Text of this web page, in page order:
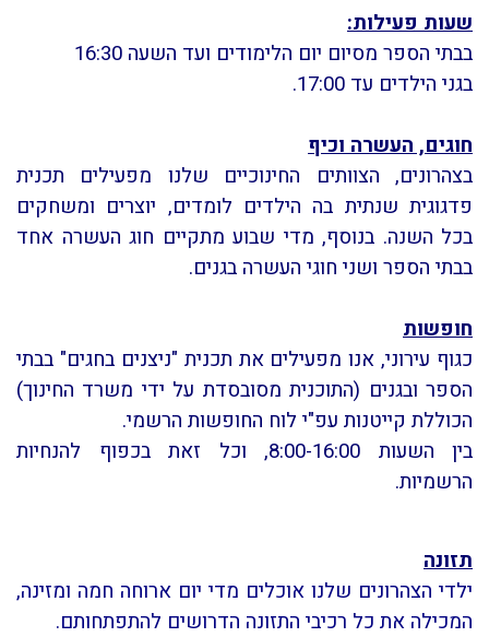
שעות פעילות:
בבתי הספר מסיום יום הלימודים ועד השעה 16:30
בגני הילדים עד 17:00.
חוגים, העשרה וכיף
בצהרונים, הצוותים החינוכיים שלנו מפעילים תכנית
פדגוגית שנתית בה הילדים לומדים, יוצרים ומשחקים
בכל השנה. בנוסף, מדי שבוע מתקיים חוג העשרה אחד
בבתי הספר ושני חוגי העשרה בגנים.
חופשות
כגוף עירוני, אנו מפעילים את תכנית "ניצנים בחגים" בבתי
הספר ובגנים (התוכנית מסובסדת על ידי משרד החינוך)
הכוללת קייטנות עפ"י לוח החופשות הרשמי.
בין השעות 8:00-16:00, וכל זאת בכפוף להנחיות
הרשמיות.
תזונה
ילדי הצהרונים שלנו אוכלים מדי יום ארוחה חמה ומזינה,
המכילה את כל רכיבי התזונה הדרושים להתפתחותם.